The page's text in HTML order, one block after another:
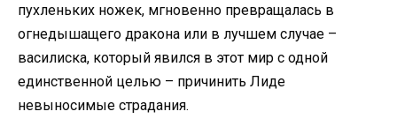
пухленьких ножек, мгновенно превращалась в
огнедышащего дракона или в лучшем случае –
василиска, который явился в этот мир с одной
единственной целью – причинить Лиде
невыносимые страдания.